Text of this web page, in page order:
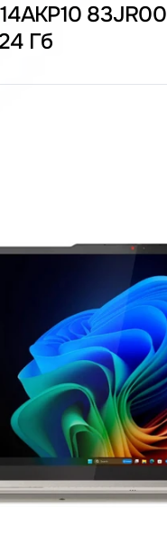
Гб